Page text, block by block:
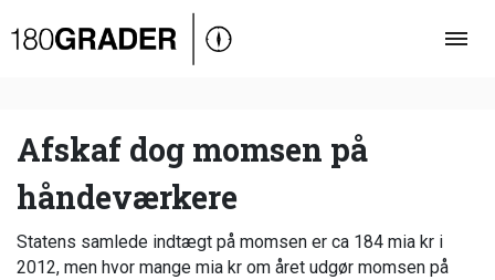
Oversigt
Debat
Video
Podcast
Afskaf dog momsen på
håndeværkere
Statens samlede indtægt på momsen er ca 184 mia kr i
2012, men hvor mange mia kr om året udgør momsen på